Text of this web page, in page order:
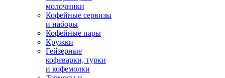
молочники
Кофейные сервизы
и наборы
Кофейные пары
Кружки
Гейзерные
кофеварки, турки
и кофемолки